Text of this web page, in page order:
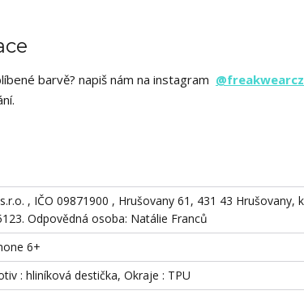
barvě? napiš nám na instagram @freakwearcz
, IČO 09871900 , Hrušovany 61, 431 43 Hrušovany,
Odpovědná osoba: Natálie Franců
6+
: hliníková destička, Okraje : TPU